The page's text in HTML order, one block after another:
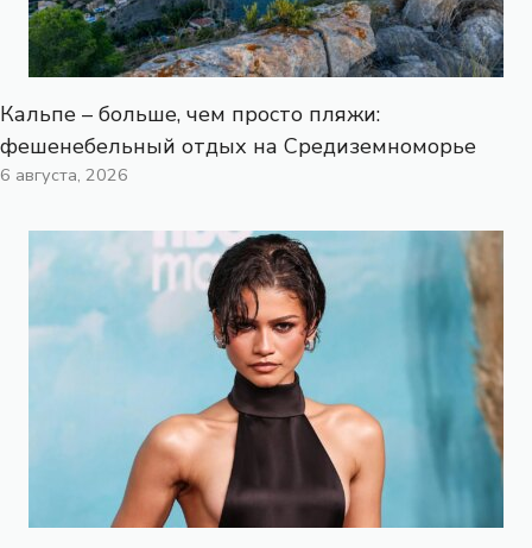
Кальпе – больше, чем просто пляжи:
фешенебельный отдых на Средиземноморье
6 августа, 2026